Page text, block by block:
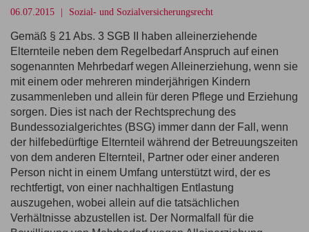
06.07.2015 Sozial- und Sozialversicherungsrecht
Gemäß § 21 Abs. 3 SGB II
haben alleinerziehende
Elternteile neben dem Regelbedarf Anspruch auf einen
sogenannten Mehrbedarf wegen Alleinerziehung, wenn sie
mit einem oder mehreren minderjährigen Kindern
zusammenleben und allein für deren Pflege und Erziehung
sorgen. Dies ist nach der Rechtsprechung des
Bundessozialgerichtes (BSG) immer dann der Fall, wenn
der hilfebedürftige Elternteil während der Betreuungszeiten
von dem anderen Elternteil, Partner oder einer anderen
Person nicht in einem Umfang unterstützt wird, der es
rechtfertigt, von einer nachhaltigen Entlastung
auszugehen, wobei allein auf die tatsächlichen
Verhältnisse abzustellen ist. Der Normalfall für die